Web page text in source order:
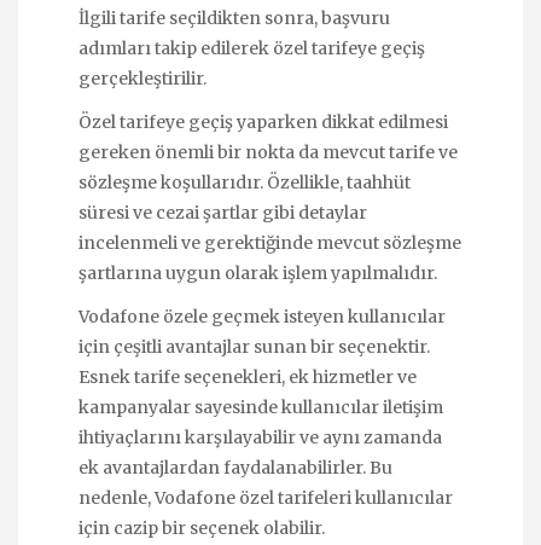
İlgili tarife seçildikten sonra, başvuru
adımları takip edilerek özel tarifeye geçiş
gerçekleştirilir.
Özel tarifeye geçiş yaparken dikkat edilmesi
gereken önemli bir nokta da mevcut tarife ve
sözleşme koşullarıdır. Özellikle, taahhüt
süresi ve cezai şartlar gibi detaylar
incelenmeli ve gerektiğinde mevcut sözleşme
şartlarına uygun olarak işlem yapılmalıdır.
Vodafone özele geçmek isteyen kullanıcılar
için çeşitli avantajlar sunan bir seçenektir.
Esnek tarife seçenekleri, ek hizmetler ve
kampanyalar sayesinde kullanıcılar iletişim
ihtiyaçlarını karşılayabilir ve aynı zamanda
ek avantajlardan faydalanabilirler. Bu
nedenle, Vodafone özel tarifeleri kullanıcılar
için cazip bir seçenek olabilir.